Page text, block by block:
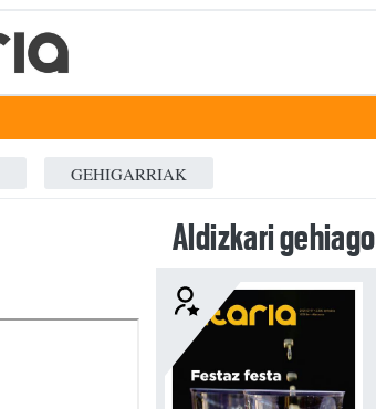
GEHIGARRIAK
Aldizkari gehiago